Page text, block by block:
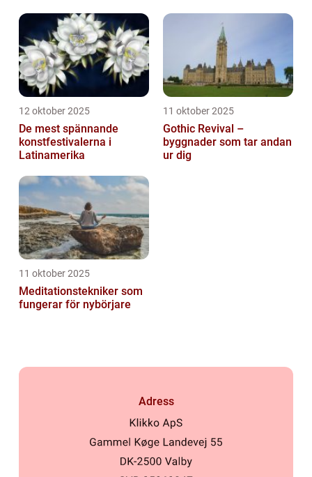
12 oktober 2025
De mest spännande
konstfestivalerna i
Latinamerika
11 oktober 2025
Gothic Revival –
byggnader som tar andan
ur dig
11 oktober 2025
Meditationstekniker som
fungerar för nybörjare
Adress